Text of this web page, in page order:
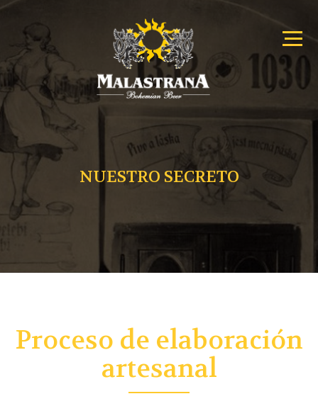
Primary
Menu
Bohemian
Beer
Menu
NUESTRO SECRETO
Proceso de elaboración
artesanal